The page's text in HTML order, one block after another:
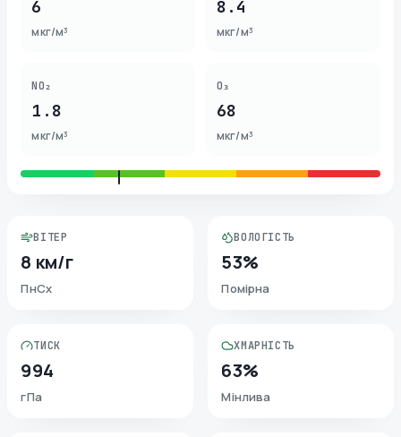
6
мкг/м³
8.4
мкг/м³
NO₂
1.8
мкг/м³
O₃
68
мкг/м³
ВІТЕР
8 км/г
ПнСх
ВОЛОГІСТЬ
53%
Помірна
ТИСК
994
гПа
ХМАРНІСТЬ
63%
Мінлива